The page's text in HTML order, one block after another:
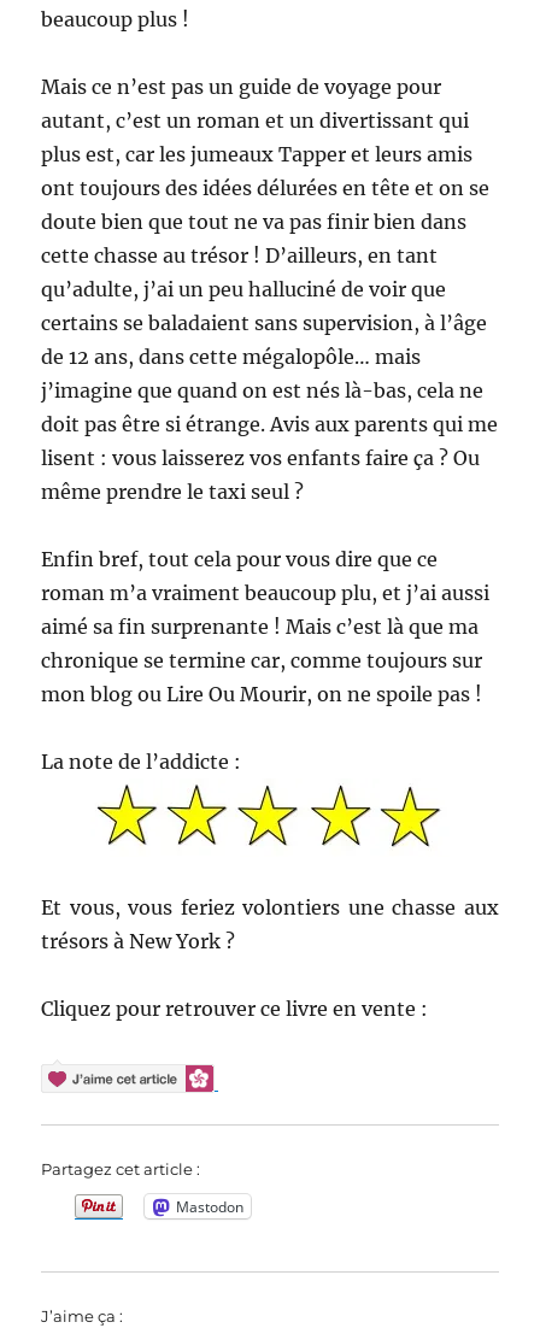
beaucoup plus !
Mais ce n’est pas un guide de voyage pour
autant, c’est un roman et un divertissant qui
plus est, car les jumeaux Tapper et leurs amis
ont toujours des idées délurées en tête et on se
doute bien que tout ne va pas finir bien dans
cette chasse au trésor ! D’ailleurs, en tant
qu’adulte, j’ai un peu halluciné de voir que
certains se baladaient sans supervision, à l’âge
de 12 ans, dans cette mégalopôle… mais
j’imagine que quand on est nés là-bas, cela ne
doit pas être si étrange. Avis aux parents qui me
lisent : vous laisserez vos enfants faire ça ? Ou
même prendre le taxi seul ?
Enfin bref, tout cela pour vous dire que ce
roman m’a vraiment beaucoup plu, et j’ai aussi
aimé sa fin surprenante ! Mais c’est là que ma
chronique se termine car, comme toujours sur
mon blog ou Lire Ou Mourir, on ne spoile pas !
La note de l’addicte :
Et vous, vous feriez volontiers une chasse aux
trésors à New York ?
Cliquez pour retrouver ce livre en vente :
Partagez cet article :
Mastodon
J’aime ça :